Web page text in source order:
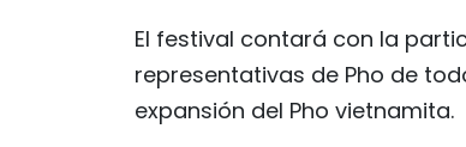
El festival contará con la
representativas de Pho de
expansión del Pho vietnamita.